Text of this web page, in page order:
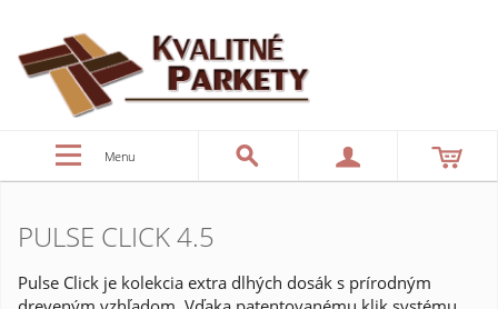
Menu
PULSE CLICK 4.5
Pulse Click je kolekcia extra dlhých dosák s prírodným